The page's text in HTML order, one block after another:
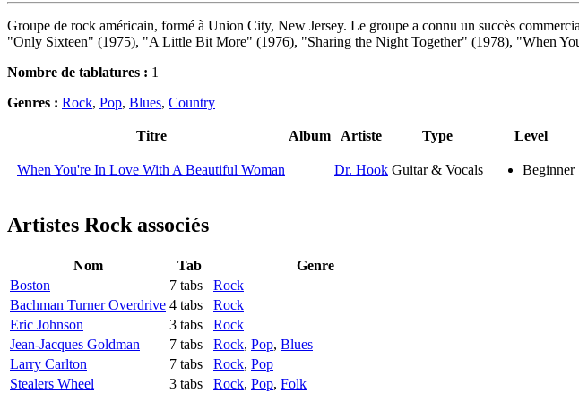
Groupe de rock américain, formé à Union City, New Jersey. Le groupe a connu un succès
"Only Sixteen" (1975), "A Little Bit More" (1976), "Sharing the Night Together" (1978), "When
Nombre de tablatures : 1
Genres : Rock, Pop, Blues, Country
Titre Album Artiste Type Level
When You're In Love With A Beautiful Woman Dr. Hook Guitar & Vocals Beginner
Artistes Rockassociés
Nom Tab
Genre
Boston
7 tabs
Rock
Bachman Turner Overdrive 4 tabs
Rock
Eric Johnson
3 tabs
Rock
Jean-Jacques Goldman
7 tabs Rock, Pop, Blues
Larry Carlton
7 tabs Rock, Pop
Stealers Wheel
3 tabs Rock, Pop, Folk